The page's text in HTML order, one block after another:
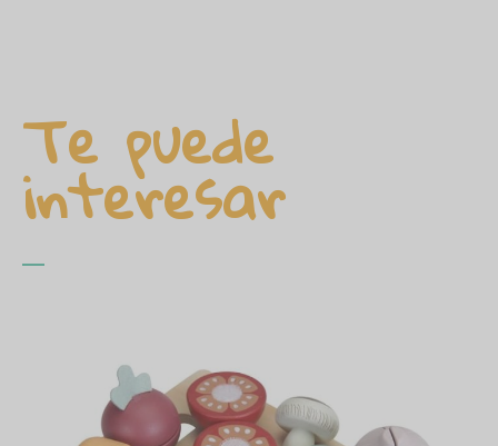
Te puede
interesar